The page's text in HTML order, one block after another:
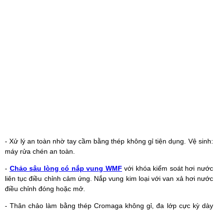
- Xử lý an toàn nhờ tay cầm bằng thép không gỉ tiện dụng. Vệ sinh:
máy rửa chén an toàn.
- Chảo sâu lòng có nắp vung WMF với khóa kiểm soát hơi nước
liên tục điều chỉnh cảm ứng. Nắp vung kim loại với van xả hơi nước
điều chỉnh đóng hoặc mở.
- Thân chảo làm bằng thép Cromaga không gỉ, đa lớp cực kỳ dày